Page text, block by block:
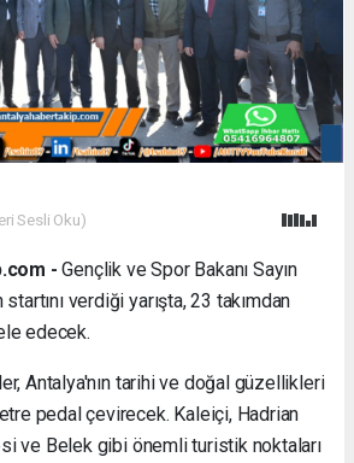
Sesli Oku)
- Gençlik ve Spor Bakanı Sayın
startını verdiği yarışta, 23 takımdan
edecek.
Antalya'nın tarihi ve doğal güzellikleri
pedal çevirecek. Kaleiçi, Hadrian
ve Belek gibi önemli turistik noktaları